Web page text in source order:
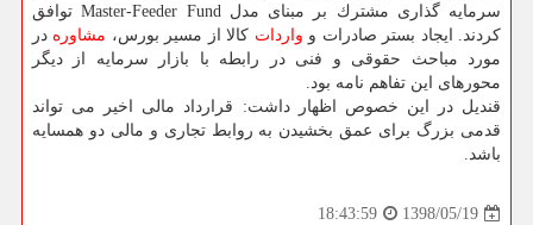
سرمایه گذاری مشترك بر مبنای مدل Master-Feeder Fund توافق
كردند. ایجاد بستر صادرات و واردات كالا از مسیر بورس، مشاوره در
مورد مباحث حقوقی و فنی در رابطه با بازار سرمایه از دیگر
محورهای این تفاهم نامه بود.
قندیل در این خصوص اظهار داشت: قرارداد مالی اخیر می تواند
قدمی بزرگ برای عمق بخشیدن به روابط تجاری و مالی دو همسایه
باشد.
1398/05/19
18:43:59